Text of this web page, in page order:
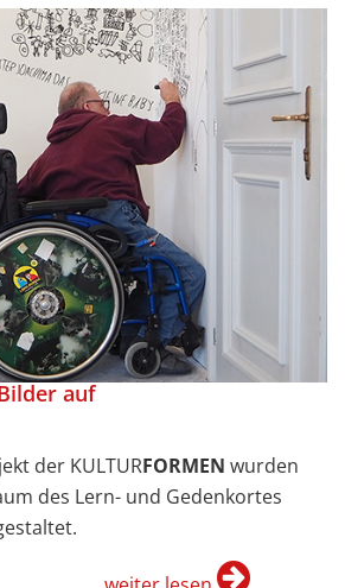
auf
der KULTURFORMEN wurden
des Lern- und Gedenkortes